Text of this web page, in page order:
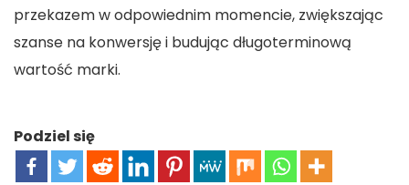
przekazem w odpowiednim momencie, zwiększając
szanse na konwersję i budując długoterminową
wartość marki.
Podziel się